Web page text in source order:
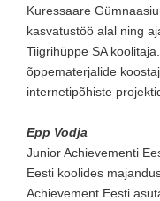
Kuressaare
kasvatustöö alal ning
Tiigrihüppe SA
õppematerjalide
internetipõhiste
Epp Vodja
Junior Achievementi
Eesti koolides
Achievement Eesti